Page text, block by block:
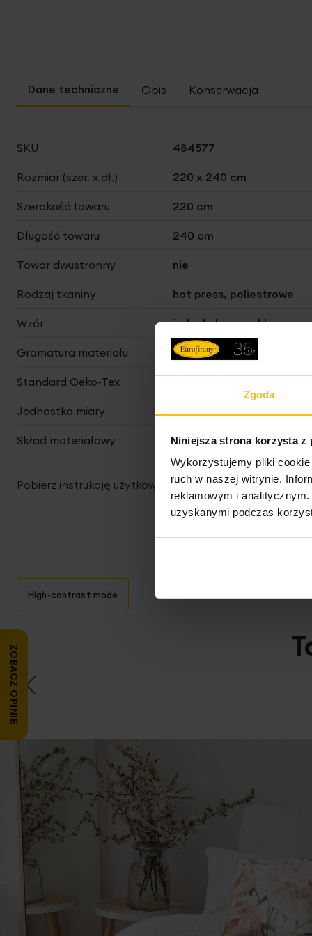
Zgoda
Niniejsza strona korzysta z
Wykorzystujemy pliki
ruch w naszej witrynie.
reklamowym i
uzyskanymi podczas
Opis Konserwacja
Więcej
SKU 484577
Rozmiar (szer. x dł.) 220 x 240 cm
Szerokość towaru 220 cm
Długość towaru 240 cm
Towar dwustronny nie
Rodzaj tkaniny hot press, poliestrowe
Wzór jednokolorowe, klasyczne
Gramatura materiału 130 g/m²
Standard Oeko-Tex
Jednostka miary szt.
Skład materiałowy 100% poliester
Pobierz instrukcję użytkowania i bezpieczeństwa
High-contrast mode
ZOBACZ OPINIE